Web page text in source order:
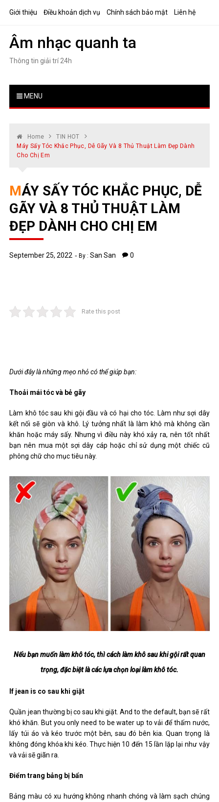
Giới thiệu Điều khoản dịch vụ Chính sách bảo mật Liên hệ
Âm nhạc quanh ta
Thông tin giải trí 24h
MENU
Home
TIN HOT
Máy Sấy Tóc Khắc Phục, Dễ Gãy Và 8 Thủ Thuật Làm Đẹp Dành
Cho Chị Em
MÁY SẤY TÓC KHẮC PHỤC, DỄ
GÃY VÀ 8 THỦ THUẬT LÀM
ĐẸP DÀNH CHO CHỊ EM
September 25, 2022 By :San San 0
Rate this post
Dưới đây là những mẹo nhỏ có thể giúp bạn:
Thoải mái tóc và bẻ gãy
Làm khô tóc sau khi gội đầu và có hại cho tóc. Làm như sợi dây
kết nối sẽ giòn và khô. Lý tưởng nhất là làm khô mà không cần
khăn hoặc máy sấy. Nhưng vì điều này khó xảy ra, nên tốt nhất
bạn nên mua một sợi dây cáp hoặc chỉ sử dụng một chiếc cũ
phông chữ cho mục tiêu này.
Nếu bạn muốn làm khô tóc, thì cách làm khô sau khi gội rất quan
trọng, đặc biệt là các lựa chọn loại làm khô tóc.
If jean is co sau khi giặt
Quần jean thường bị co sau khi giặt. And to the default, bạn sẽ rất
khó khăn. But you only need to be water up to vải để thấm nước,
lấy túi áo và kéo trước một bên, sau đó bên kia. Quan trọng là
không đóng khóa khi kéo. Thực hiện 10 đến 15 lần lặp lại như vậy
và vải sẽ giãn ra.
Điểm trang bảng bị bẩn
Bảng màu có xu hướng không nhanh chóng và làm sạch chúng